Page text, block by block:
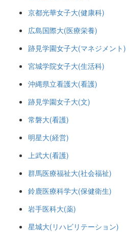
京都光華女子大(健康科)
広島国際大(医療栄養)
跡見学園女子大(マネジメント)
宮城学院女子大(生活科)
沖縄県立看護大(看護)
跡見学園女子大(文)
常磐大(看護)
明星大(経営)
上武大(看護)
群馬医療福祉大(社会福祉)
鈴鹿医療科学大(保健衛生)
岩手医科大(薬)
星城大(リハビリテーション)